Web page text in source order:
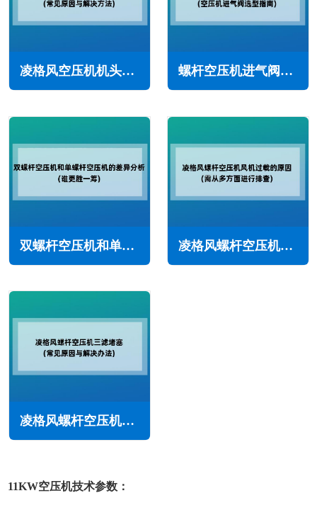
凌格风空压机机头出口温度或排气温度高(常见原因与解决方法) 螺杆空压机进气阀种类和结构特点(空压机进气阀选型指南)
双螺杆空压机和单螺杆空压机的差异分析(谁更胜一筹) 凌格风螺杆空压机风机过载的主要原因(需从多方面进行排查)
凌格风螺杆空压机三滤堵塞怎么回事(常见原因与解决办法)
11KW空压机技术参数：